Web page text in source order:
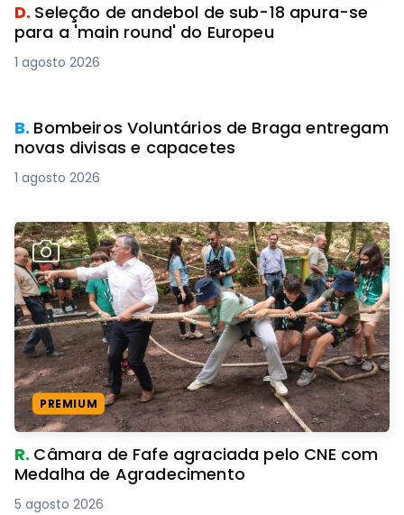
D. Seleção de andebol de sub-18 apura-se
para a 'main round' do Europeu
1 agosto 2026
B. Bombeiros Voluntários de Braga entregam
novas divisas e capacetes
1 agosto 2026
PREMIUM
R. Câmara de Fafe agraciada pelo CNE com
Medalha de Agradecimento
5 agosto 2026